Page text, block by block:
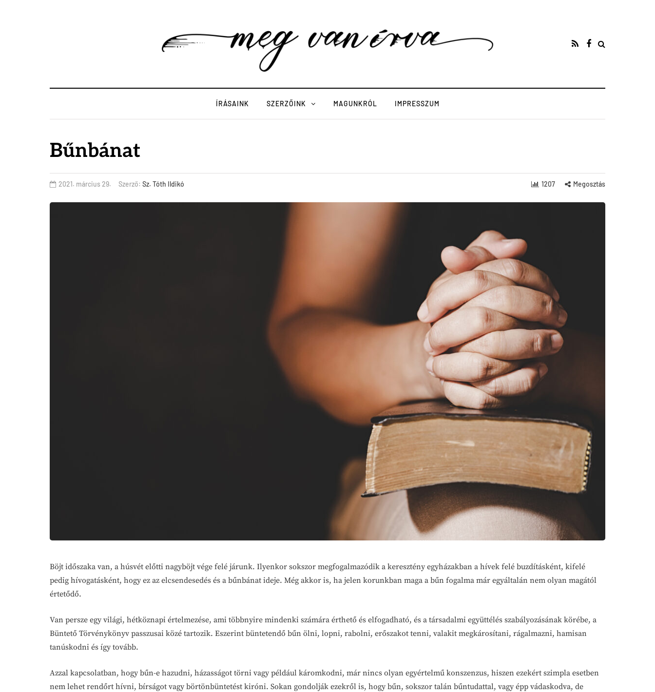
ÍRÁSAINK SZERZŐINK MAGUNKRÓL IMPRESSZUM
Bűnbánat
2021. március 29. Szerző: Sz. Tóth Ildikó 1207 Megosztás
Böjt időszaka van, a húsvét előtti nagyböjt vége felé járunk. Ilyenkor sokszor megfogalmazódik a keresztény egyházakban a hívek felé buzdításként, kifelé
pedig hívogatásként, hogy ez az elcsendesedés és a bűnbánat ideje. Még akkor is, ha jelen korunkban maga a bűn fogalma már egyáltalán nem olyan magától
értetődő.
Van persze egy világi, hétköznapi értelmezése, ami többnyire mindenki számára érthető és elfogadható, és a társadalmi együttélés szabályozásának körébe, a
Büntető Törvénykönyv passzusai közé tartozik. Eszerint büntetendő bűn ölni, lopni, rabolni, erőszakot tenni, valakit megkárosítani, rágalmazni, hamisan
tanúskodni és így tovább.
Azzal kapcsolatban, hogy bűn-e hazudni, házasságot törni vagy például káromkodni, már nincs olyan egyértelmű konszenzus, hiszen ezekért szimpla esetben
nem lehet rendőrt hívni, bírságot vagy börtönbüntetést kiróni. Sokan gondolják ezekről is, hogy bűn, sokszor talán bűntudattal, vagy épp vádaskodva, de